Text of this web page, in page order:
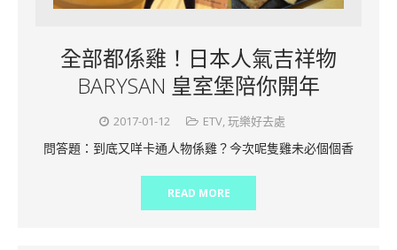
全部都係雞！日本人氣吉祥物
BARYSAN 皇室堡陪你開年
2017-01-12 ETV,玩樂好去處
問答題：到底又咩卡通人物係雞？今次呢隻雞未必個個香
READ MORE